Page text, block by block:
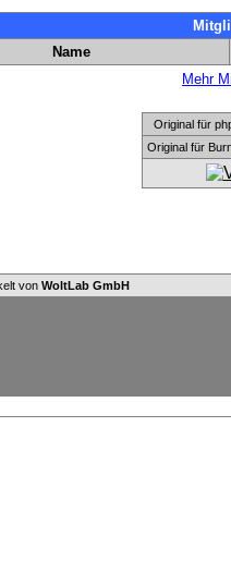
Name
Mehr
Original für
Original für
von WoltLab GmbH